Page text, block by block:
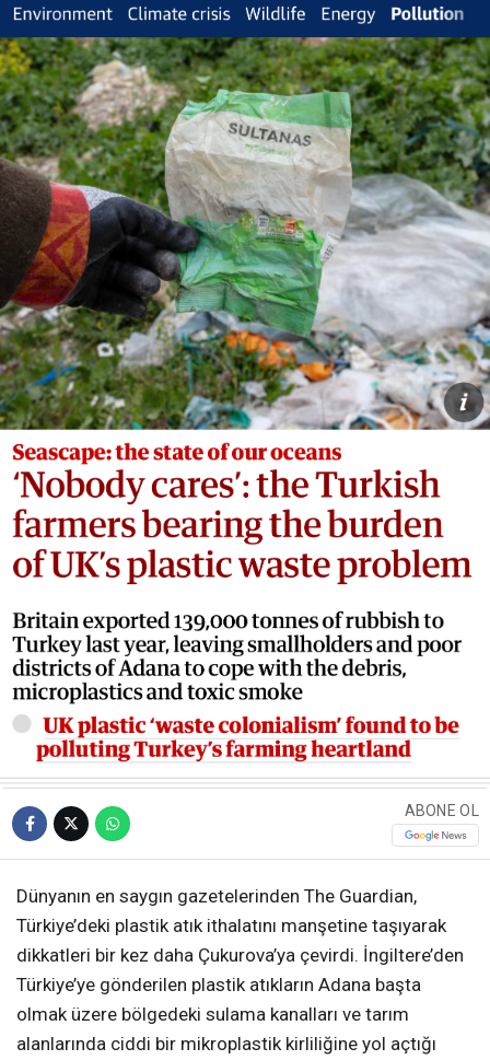
ABONE OL
Dünyanın en saygın gazetelerinden The Guardian,
Türkiye’deki plastik atık ithalatını manşetine taşıyarak
dikkatleri bir kez daha Çukurova’ya çevirdi. İngiltere’den
Türkiye’ye gönderilen plastik atıkların Adana başta
olmak üzere bölgedeki sulama kanalları ve tarım
alanlarında ciddi bir mikroplastik kirliliğine yol açtığı